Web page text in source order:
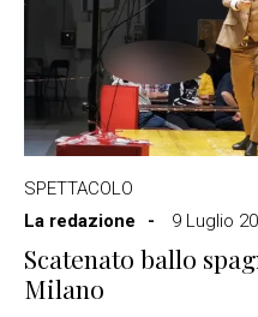
SPETTACOLO
La redazione
9 Luglio
Scatenato ballo
Milano